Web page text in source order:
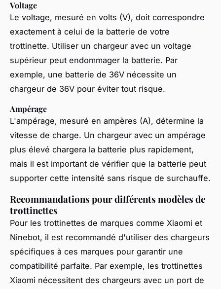
Voltage
Le voltage, mesuré en volts (V), doit correspondre
exactement à celui de la batterie de votre
trottinette. Utiliser un chargeur avec un voltage
supérieur peut endommager la batterie. Par
exemple, une batterie de 36V nécessite un
chargeur de 36V pour éviter tout risque.
Ampérage
L'ampérage, mesuré en ampères (A), détermine la
vitesse de charge. Un chargeur avec un ampérage
plus élevé chargera la batterie plus rapidement,
mais il est important de vérifier que la batterie peut
supporter cette intensité sans risque de surchauffe.
Recommandations pour différents modèles de
trottinettes
Pour les trottinettes de marques comme Xiaomi et
Ninebot, il est recommandé d'utiliser des chargeurs
spécifiques à ces marques pour garantir une
compatibilité parfaite. Par exemple, les trottinettes
Xiaomi nécessitent des chargeurs avec un port de